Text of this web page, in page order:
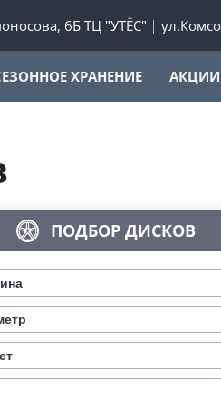
6Б ТЦ "УТЁС"
ХРАНЕНИЕ АКЦИИ
ПОДБОР ДИСКОВ